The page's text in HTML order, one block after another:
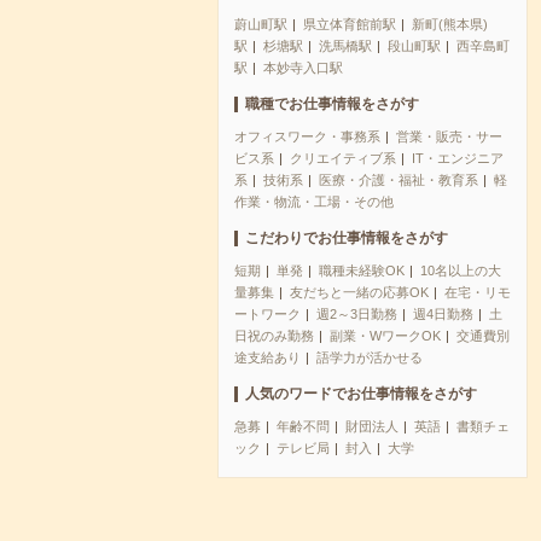
蔚山町駅 県立体育館前駅
新町(熊本県)
駅
杉塘駅 洗馬橋駅 段山町駅
西辛島町
駅
本妙寺入口駅
職種でお仕事情報をさがす
オフィスワーク・事務系
営業・販売・サー
ビス系
クリエイティブ系
IT・エンジニア
系
技術系 医療・介護・福祉・教育系
軽
作業・物流・工場・その他
こだわりでお仕事情報をさがす
短期 単発 職種未経験OK
10名以上の大
量募集
友だちと一緒の応募OK
在宅・リモ
ートワーク
週2～3日勤務 週4日勤務
土
日祝のみ勤務
副業・WワークOK
交通費別
途支給あり
語学力が活かせる
人気のワードでお仕事情報をさがす
急募 年齢不問 財団法人 英語
書類チェ
ック
テレビ局 封入 大学